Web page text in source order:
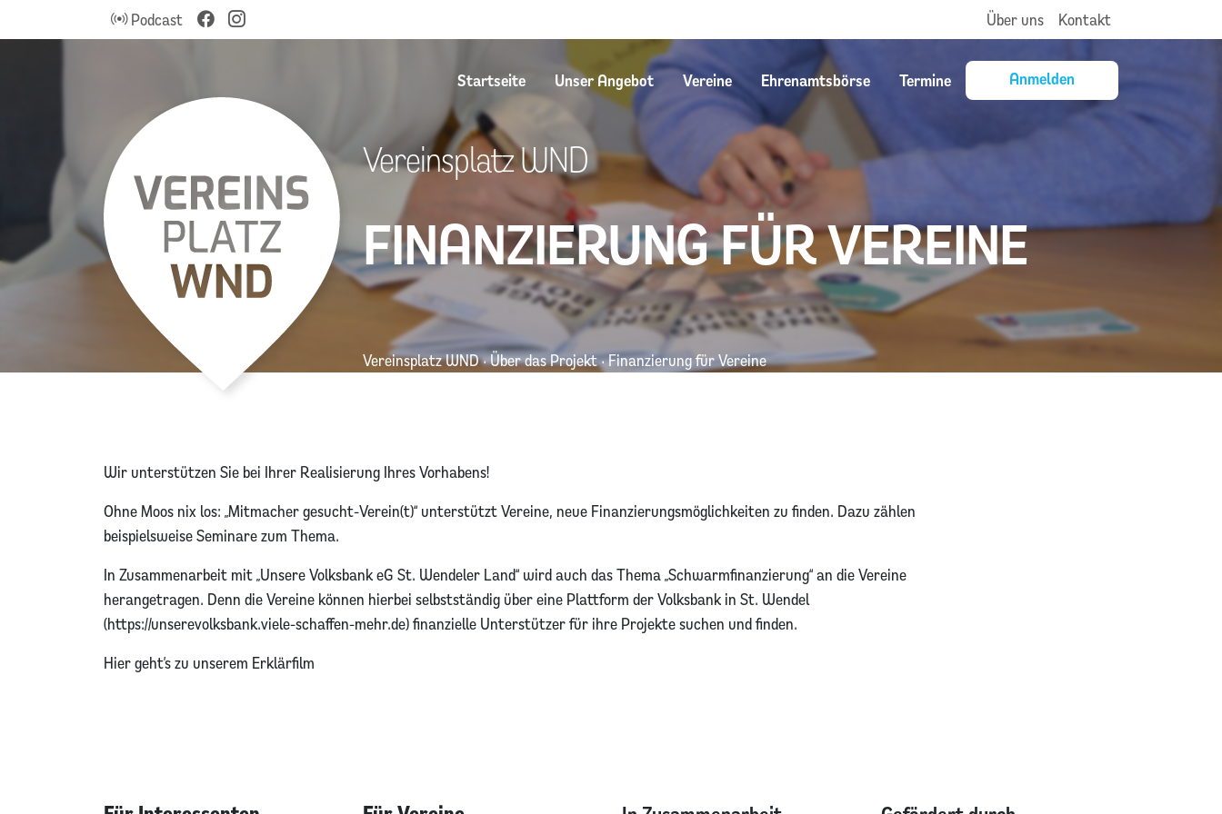
Podcast Über uns Kontakt
Startseite Unser Angebot Vereine Ehrenamtsbörse Termine Anmelden
FINANZIERUNG FÜR VEREINE
Vereinsplatz WND
Vereinsplatz WND·Über das Projekt·Finanzierung für Vereine
Wir unterstützen Sie bei Ihrer Realisierung Ihres Vorhabens!
Ohne Moos nix los: „Mitmacher gesucht-Verein(t)“ unterstützt Vereine, neue Finanzierungsmöglichkeiten zu finden. Dazu zählen
beispielsweise Seminare zum Thema.
In Zusammenarbeit mit „Unsere Volksbank eG St. Wendeler Land“ wird auch das Thema „Schwarmfinanzierung“ an die Vereine
herangetragen. Denn die Vereine können hierbei selbstständig über eine Plattform der Volksbank in St. Wendel
(https://unserevolksbank.viele-schaffen-mehr.de) finanzielle Unterstützer für ihre Projekte suchen und finden.
Hier geht’s zu unserem Erklärfilm